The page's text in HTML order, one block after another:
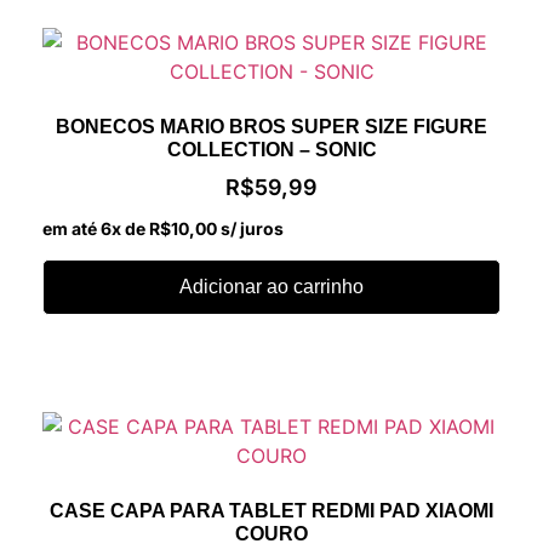
BONECOS MARIO BROS SUPER SIZE FIGURE
COLLECTION – SONIC
R$59,99
em até 6x de R$10,00s/ juros
Adicionar ao carrinho
CASE CAPA PARA TABLET REDMI PAD XIAOMI
COURO